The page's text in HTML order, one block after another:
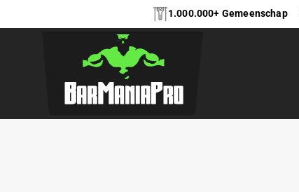
1.000.000+ Gemeenschap
LEGTRAINER